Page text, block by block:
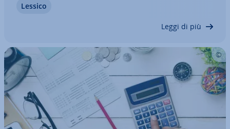
men­te se stessi o gli altri. Ma che cosa significa
Lessico
Leggi di più